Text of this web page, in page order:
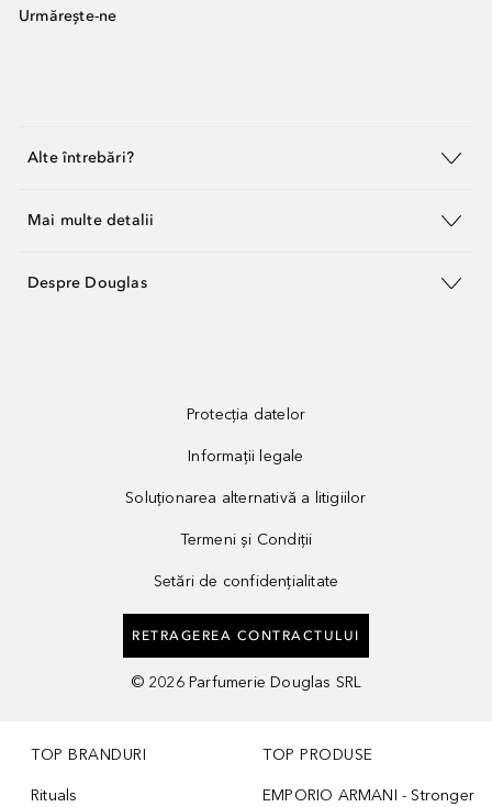
Urmărește-ne
Alte întrebări?
Mai multe detalii
Despre Douglas
Protecția datelor
Informații legale
Soluționarea alternativă a litigiilor
Termeni și Condiții
Setări de confidențialitate
RETRAGEREA CONTRACTULUI
© 2026 Parfumerie Douglas SRL
TOP BRANDURI
Rituals
TOP PRODUSE
EMPORIO ARMANI - Stronger